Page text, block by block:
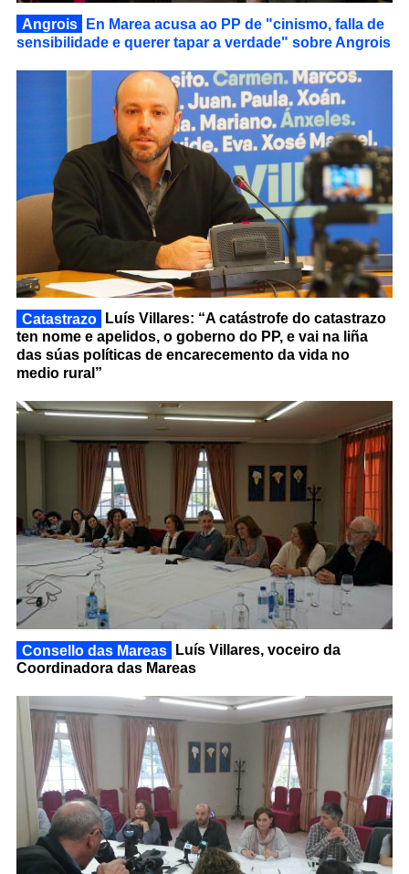
Angrois
En Marea acusa ao PP de "cinismo, falla de
sensibilidade e querer tapar a verdade" sobre Angrois
Catastrazo
Luís Villares: “A catástrofe do catastrazo
ten nome e apelidos, o goberno do PP, e vai na liña
das súas políticas de encarecemento da vida no
medio rural”
Consello das Mareas
Luís Villares, voceiro da
Coordinadora das Mareas